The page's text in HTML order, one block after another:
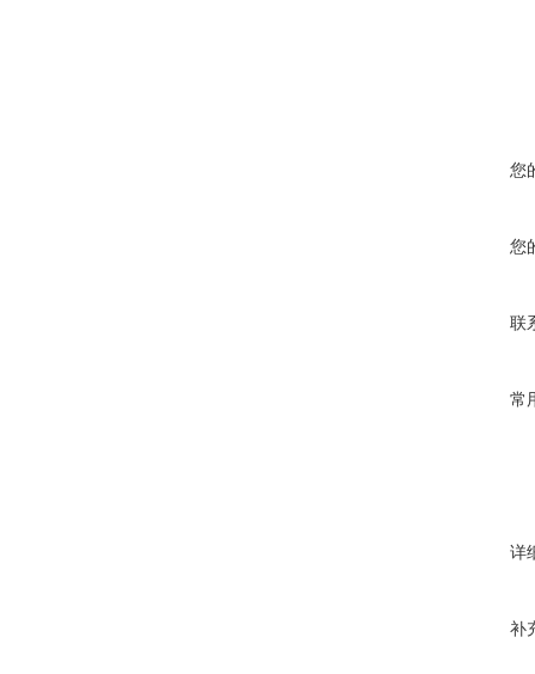
您
您
联
常
详
补